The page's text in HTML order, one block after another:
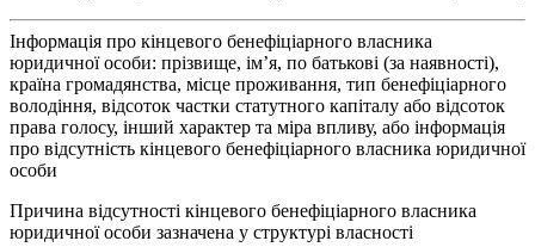
Інформація про кінцевого бенефіціарного власника
юридичної особи: прізвище, ім’я, по батькові (за наявності),
країна громадянства, місце проживання, тип бенефіціарного
володіння, відсоток частки статутного капіталу або відсоток
права голосу, інший характер та міра впливу, або інформація
про відсутність кінцевого бенефіціарного власника юридичної
особи
Причина відсутності кінцевого бенефіціарного власника
юридичної особи зазначена у структурі власності